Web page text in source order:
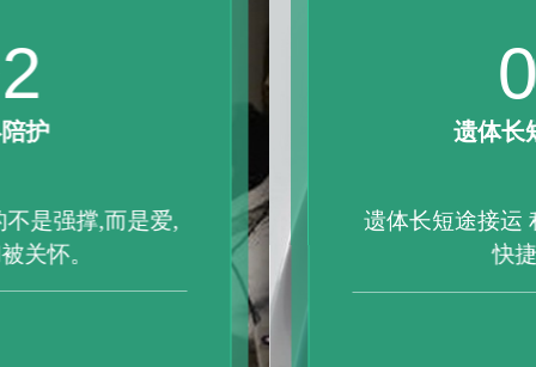
03
遗体长短途接运 积福阁24小时安全
快捷服务